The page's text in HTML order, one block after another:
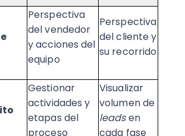
Perspectiva
del vendedor
y acciones del
equipo
Perspectiva
del cliente y
su recorrido
Gestionar
actividades y
etapas del
proceso
Visualizar
volumen de
leadsen
cada fase